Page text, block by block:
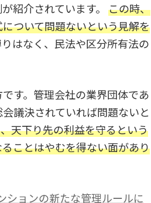
紹介されています。 この時、
ついて問題ないという見解を
はなく、民法や区分所有法の
す。管理会社の業界団体であ
議決されていれば問題ないと
天下り先の利益を守るという
ことはやむを得ない面があり
ションの新たな管理ルールに